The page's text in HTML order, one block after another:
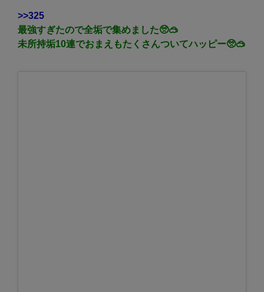
>>325
最強すぎたので全垢で集めました🥺🥽
未所持垢10連でおまえもたくさんついてハッピー🥺🥽